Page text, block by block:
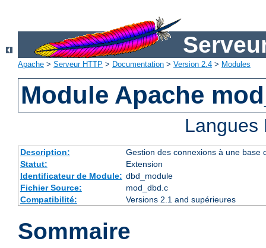
Apache > Serveur HTTP > Documentation > Version 2.4 > Modules
Module Apache
Description:
Gestion des connexions à une base
Statut:
Extension
Identificateur de Module: dbd_module
Fichier Source:
mod_dbd.c
Compatibilité:
Versions 2.1 and supérieures
Sommaire